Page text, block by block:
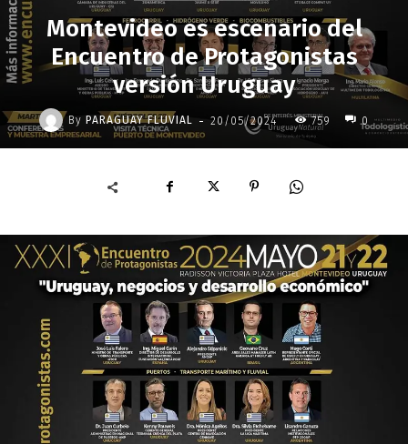
Montevideo es escenario del
Encuentro de Protagonistas
versión Uruguay
By PARAGUAY FLUVIAL - 20/05/2024 759 0